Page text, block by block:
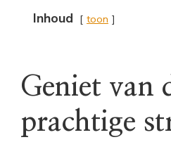
Inhoud toon
Geniet van
prachtige